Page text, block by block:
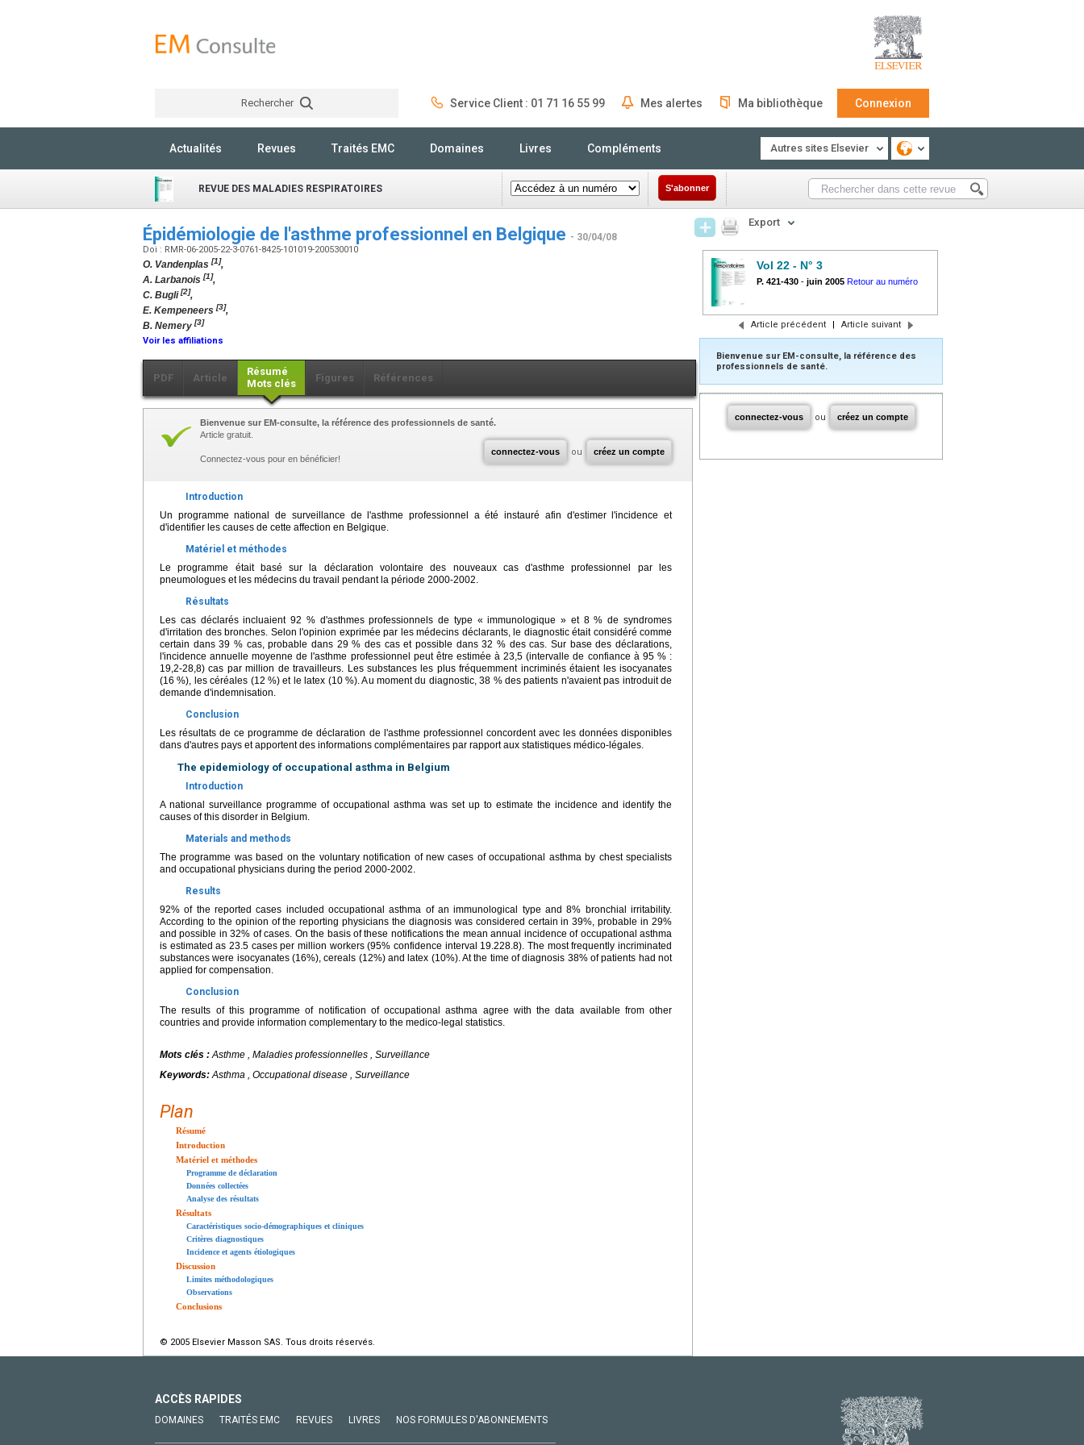
Rechercher Service Client : 01 71 16 55 99 Mes alertes Ma bibliothèque Connexion
Actualités Revues Traités EMC Domaines Livres Compléments Autres sites Elsevier
REVUE DES MALADIES RESPIRATOIRES S'abonner
Épidémiologie de l'asthme professionnel en Belgique - 30/04/08
Doi : RMR-06-2005-22-3-0761-8425-101019-200530010
O. Vandenplas [1],
A. Larbanois [1],
C. Bugli[2],
E. Kempeneers [3],
B. Nemery [3]
Voir les affiliations
PDF Article
Résumé
Mots clés
Figures Références
connectez-vous ou créez un compte
Bienvenue sur EM-consulte, la référence des professionnels de santé.
Article gratuit.
Connectez-vous pour en bénéficier!
Introduction
Un programme national de surveillance de l'asthme professionnel a été instauré afin d'estimer l'incidence et
d'identifier les causes de cette affection en Belgique.
Matériel et méthodes
Le programme était basé sur la déclaration volontaire des nouveaux cas d'asthme professionnel par les
pneumologues et les médecins du travail pendant la période 2000-2002.
Résultats
Les cas déclarés incluaient 92 % d'asthmes professionnels de type « immunologique » et 8 % de syndromes
d'irritation des bronches. Selon l'opinion exprimée par les médecins déclarants, le diagnostic était considéré comme
certain dans 39 % cas, probable dans 29 % des cas et possible dans 32 % des cas. Sur base des déclarations,
l'incidence annuelle moyenne de l'asthme professionnel peut être estimée à 23,5 (intervalle de confiance à 95 % :
19,2-28,8) cas par million de travailleurs. Les substances les plus fréquemment incriminés étaient les isocyanates
(16 %), les céréales (12 %) et le latex (10 %). Au moment du diagnostic, 38 % des patients n'avaient pas introduit de
demande d'indemnisation.
Conclusion
Les résultats de ce programme de déclaration de l'asthme professionnel concordent avec les données disponibles
dans d'autres pays et apportent des informations complémentaires par rapport aux statistiques médico-légales.
The epidemiology of occupational asthma in Belgium
Introduction
A national surveillance programme of occupational asthma was set up to estimate the incidence and identify the
causes of this disorder in Belgium.
Materials and methods
The programme was based on the voluntary notification of new cases of occupational asthma by chest specialists
and occupational physicians during the period 2000-2002.
Results
92% of the reported cases included occupational asthma of an immunological type and 8% bronchial irritability.
According to the opinion of the reporting physicians the diagnosis was considered certain in 39%, probable in 29%
and possible in 32% of cases. On the basis of these notifications the mean annual incidence of occupational asthma
is estimated as 23.5 cases per million workers (95% confidence interval 19.228.8). The most frequently incriminated
substances were isocyanates (16%), cereals (12%) and latex (10%). At the time of diagnosis 38% of patients had not
applied for compensation.
Conclusion
The results of this programme of notification of occupational asthma agree with the data available from other
countries and provide information complementary to the medico-legal statistics.
Mots clés :Asthme , Maladies professionnelles , Surveillance
Keywords:Asthma , Occupational disease , Surveillance
Plan
Résumé
Introduction
Matériel et méthodes
Programme de déclaration
Données collectées
Analyse des résultats
Résultats
Caractéristiques socio-démographiques et cliniques
Critères diagnostiques
Incidence et agents étiologiques
Discussion
Limites méthodologiques
Observations
Conclusions
© 2005 Elsevier Masson SAS. Tous droits réservés.
Export
Vol 22 - N° 3
P. 421-430 - juin 2005 Retour au numéro
Article précédent | Article suivant
Bienvenue sur EM-consulte, la référence des
professionnels de santé.
connectez-vous ou créez un compte
ACCÈS RAPIDES
DOMAINES TRAITÉS EMC REVUES LIVRES NOS FORMULES D'ABONNEMENTS